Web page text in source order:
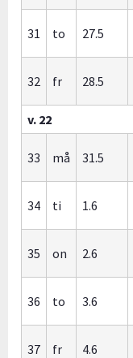
31 to 27.5
32 fr 28.5
v. 22
33 må 31.5
34 ti 1.6
35 on 2.6
36 to 3.6
37 fr 4.6